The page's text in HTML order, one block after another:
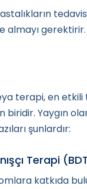
almayı
terapi, en
Yaygın
şunlardır:
Terapi
katkıda